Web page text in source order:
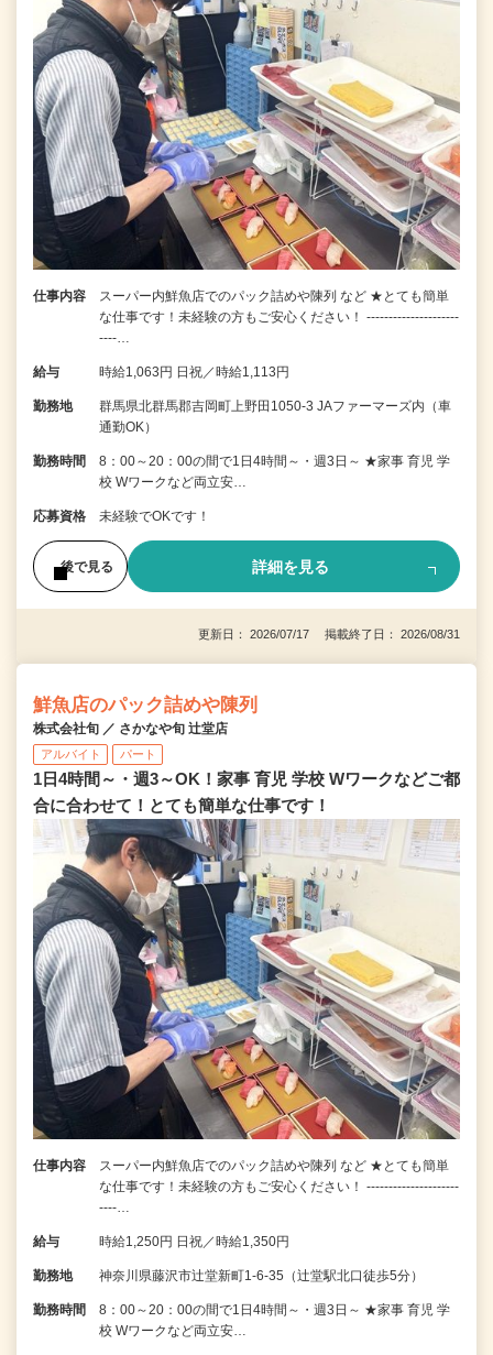
仕事内容
スーパー内鮮魚店でのパック詰めや陳列 など ★とても簡単
な仕事です！未経験の方もご安心ください！ ---------------------
----…
給与 時給1,063円 日祝／時給1,113円
勤務地
群馬県北群馬郡吉岡町上野田1050-3 JAファーマーズ内（車
通勤OK）
勤務時間
8：00～20：00の間で1日4時間～・週3日～ ★家事 育児 学
校 Wワークなど両立安…
応募資格 未経験でOKです！
後で見る 詳細を見る
更新日： 2026/07/17 掲載終了日： 2026/08/31
鮮魚店のパック詰めや陳列
株式会社旬 ／ さかなや旬 辻堂店
アルバイト パート
1日4時間～・週3～OK！家事 育児 学校 Wワークなどご都
合に合わせて！とても簡単な仕事です！
仕事内容
スーパー内鮮魚店でのパック詰めや陳列 など ★とても簡単
な仕事です！未経験の方もご安心ください！ ---------------------
----…
給与 時給1,250円 日祝／時給1,350円
勤務地 神奈川県藤沢市辻堂新町1-6-35（辻堂駅北口徒歩5分）
勤務時間
8：00～20：00の間で1日4時間～・週3日～ ★家事 育児 学
校 Wワークなど両立安…